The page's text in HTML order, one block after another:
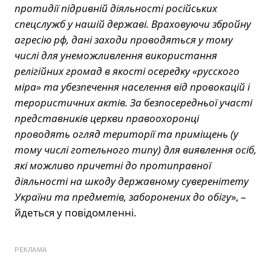
протидії підривній діяльності російських
спецслужб у нашій державі. Враховуючи збройну
агресію рф, дані заходи проводяться у тому
числі для унеможливлення використання
релігійних громад в якості осередку «русского
міра» та убезпечення населення від провокацій і
терористичних актів. За безпосередньої участі
представників церкви правоохоронці
проводять огляд території та приміщень (у
тому числі готельного типу) для виявлення осіб,
які можливо причетні до протиправної
діяльності на шкоду державному суверенітету
України та предметів, заборонених до обігу», –
йдеться у повідомленні.
РЕКЛАМА